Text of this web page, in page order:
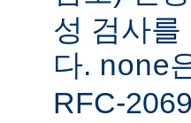
성 검사
다. none
RFC-